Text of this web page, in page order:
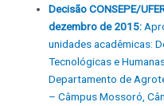
Decisão CONSEPE/
dezembro de 2015:
unidades acadêmicas:
Tecnológicas e
Departamento de
– Câmpus Mossoró,